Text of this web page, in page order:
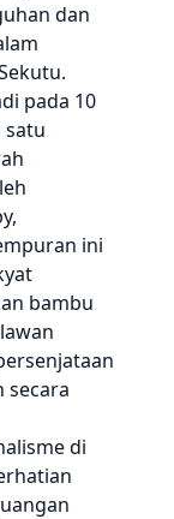
dan
pada 10
satu
ini
bambu
secara
di